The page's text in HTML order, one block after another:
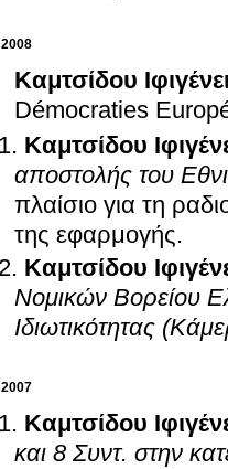
2008
Καμτσίδου
Démocraties
Καμτσίδου
αποστολής του
πλαίσιο για τη
της εφαρμογής.
Καμτσίδου
Νομικών Βορείου
Ιδιωτικότητας
2007
Καμτσίδου
και 8 Συντ. στην